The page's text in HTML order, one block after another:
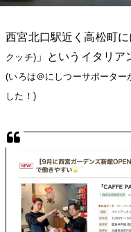
西宮北口駅近く高松町
クッチ)」というイタリア
(いろは＠にしつーサポーター
した！)